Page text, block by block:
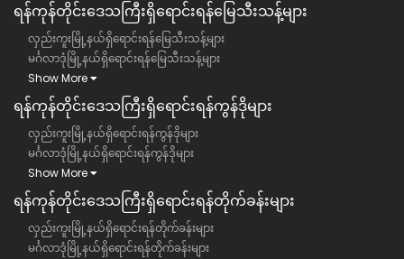
ရန်ကုန်တိုင်းဒေသကြီး​ရှိရောင်းရန်မြေသီးသန့်များ
လှည်းကူးမြို့နယ်ရှိရောင်းရန်မြေသီးသန့်များ
မင်္ဂလာဒုံမြို့နယ်ရှိရောင်းရန်မြေသီးသန့်များ
Show More
ရန်ကုန်တိုင်းဒေသကြီး​ရှိရောင်းရန်ကွန်ဒိုများ
လှည်းကူးမြို့နယ်ရှိရောင်းရန်ကွန်ဒိုများ
မင်္ဂလာဒုံမြို့နယ်ရှိရောင်းရန်ကွန်ဒိုများ
Show More
ရန်ကုန်တိုင်းဒေသကြီး​ရှိရောင်းရန်တိုက်ခန်းများ
လှည်းကူးမြို့နယ်ရှိရောင်းရန်တိုက်ခန်းများ
မင်္ဂလာဒုံမြို့နယ်ရှိရောင်းရန်တိုက်ခန်းများ